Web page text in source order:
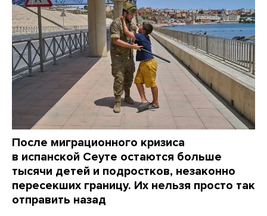
После миграционного кризиса
в испанской Сеуте остаются больше
тысячи детей и подростков, незаконно
пересекших границу. Их нельзя просто так
отправить назад